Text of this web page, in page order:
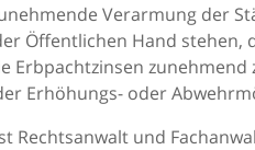
Verarmung der
Öffentlichen Hand stehen,
Erbpachtzinsen
Erhöhungs- oder
Rechtsanwalt und